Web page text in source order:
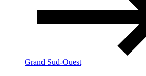
Grand Sud-Ouest